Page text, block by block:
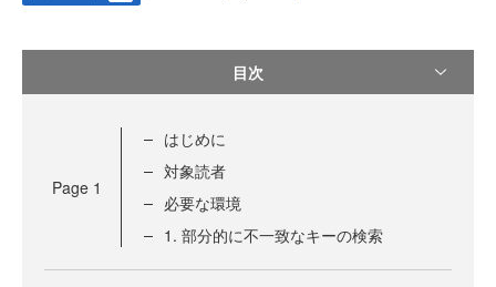
目次
Page 1
はじめに
対象読者
必要な環境
1. 部分的に不一致なキーの検索